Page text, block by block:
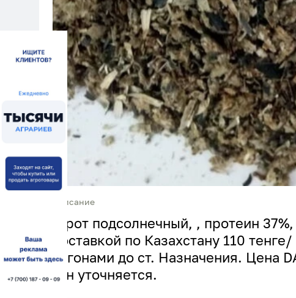
Описание
Шрот подсолнечный, , протеин
доставкой по Казахстану 110
вагонами до ст. Назначения. Цена
/тн уточняется.